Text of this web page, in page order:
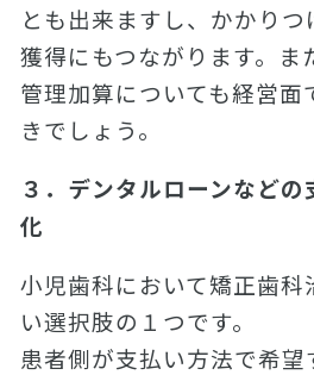
とも出来ますし、かかり
獲得にもつながります。ま
管理加算についても経営面
きでしょう。
３．デンタルローンなど
化
小児歯科において矯正歯科
い選択肢の１つです。
患者側が支払い方法で希